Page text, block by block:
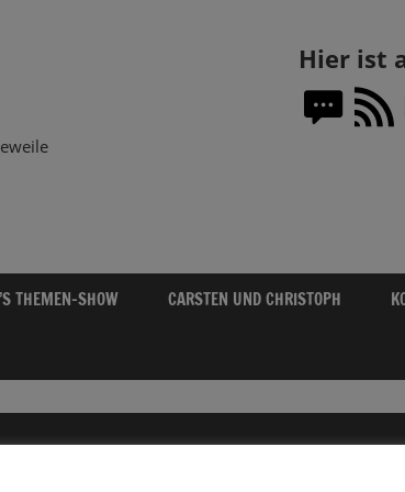
Hier ist
THEMEN-SHOW CARSTEN UND CHRISTOPH
BIS ZUM STANDARD-LADEGERÄT